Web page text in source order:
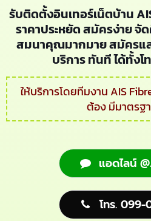
รับติดตั้งอินเทอร์เน็ตบ้าน
ราคาประหยัด สมัครง่าย จั
สมนาคุณมากมาย สมัครแ
บริการ ทันที ได้ทั้งโ
ให้บริการโดยทีมงาน AIS
ต้อง มีมาตรฐ
แอดไลน์
โทร. 099-